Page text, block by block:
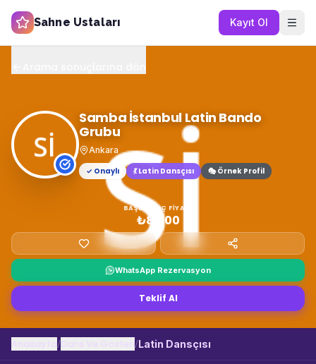
Sahne Ustaları Kayıt Ol
Samba İstanbul Latin Bando
Grubu
Ankara
✓ Onaylı
💃 Latin Dansçısı 🎭 Örnek Profil
BAŞLANGIÇ FIYATI
₺8.000
WhatsApp Rezervasyon
Teklif Al
/ /Latin Dansçısı